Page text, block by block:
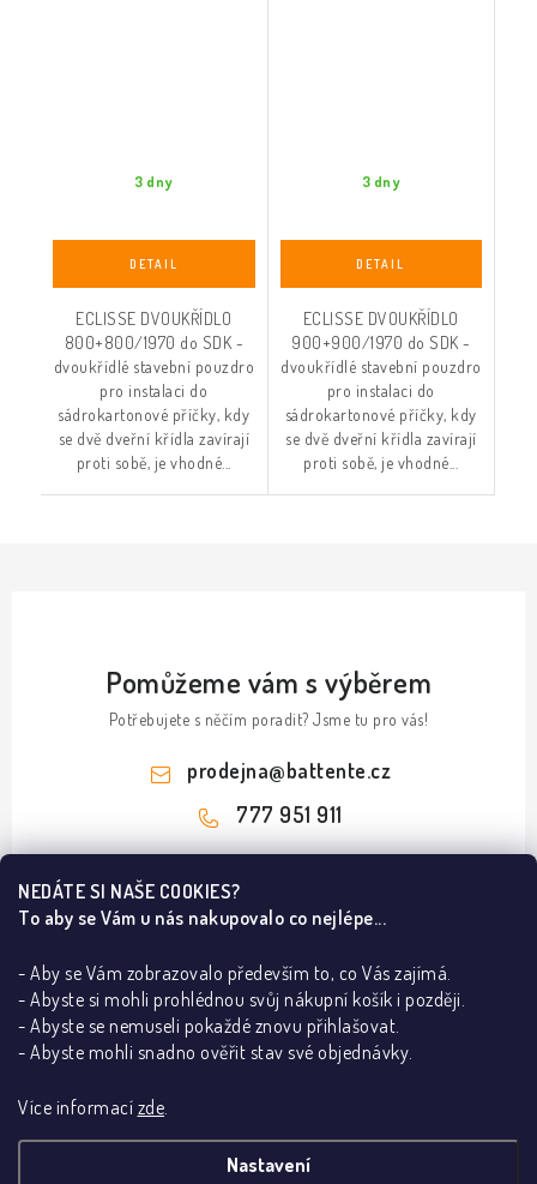
NEDÁTE SI NAŠE COOKIES?
To aby se Vám u nás nakupovalo co nejlépe...
- Aby se Vám zobrazovalo především to, co Vás zajímá.
- Abyste si mohli prohlédnou svůj nákupní košík i později.
- Abyste se nemuseli pokaždé znovu přihlašovat.
- Abyste mohli snadno ověřit stav své objednávky.
Více informací zde.
Nastavení
3 dny
ECLISSE DVOUKŘÍDLO
800+800/1970 do SDK -
dvoukřídlé stavební pouzdro
pro instalaci do
sádrokartonové příčky, kdy
se dvě dveřní křídla zavírají
proti sobě, je vhodné...
3 dny
ECLISSE DVOUKŘÍDLO
900+900/1970 do SDK -
dvoukřídlé stavební pouzdro
pro instalaci do
sádrokartonové příčky, kdy
se dvě dveřní křídla zavírají
proti sobě, je vhodné...
Pomůžeme vám s výběrem
Potřebujete s něčím poradit? Jsme tu pro vás!
prodejna@battente.cz
777 951 911
Z
Informace pro vás
B2B
REALIZACE
Kontakty
Proč s námi
Vrácení, výměna zboží
Ze světa dveří a podlah
Dřevěné podlahy v Praze – ESCO a BARLINEK
Lakované dveře dle RAL dodají interiéru eleganci
Za pár korun DVEŘE vystřelené do VESMÍRU!
Mýty a fakta o výplních interiérových dveří
Nová kolekce ultramatných podlah - Spirit Soul
Poradna
Jak poznám pravé a levé dveře
Showroom BATTENTE
Stropní lišty Dveřní kování